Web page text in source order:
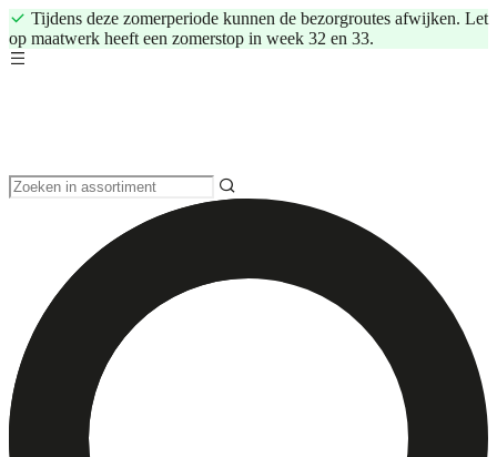
Tijdens deze zomerperiode kunnen de bezorgroutes afwijken. Let
op maatwerk heeft een zomerstop in week 32 en 33.